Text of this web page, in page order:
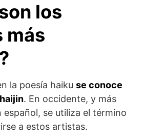
los
más
la poesía haiku se conoce
. En occidente, y más
se utiliza el término
a estos artistas.